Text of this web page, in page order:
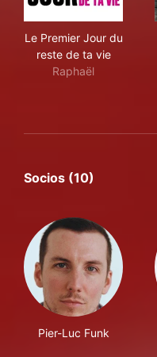
Le Premier Jour du
reste de ta vie
Raphaël
Socios (10)
Pier-Luc Funk